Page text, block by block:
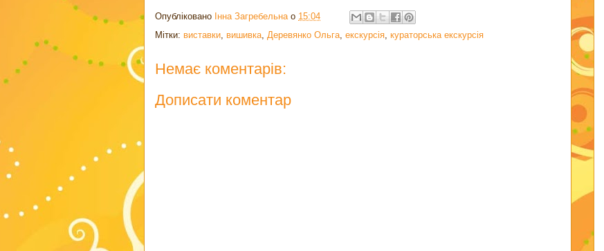
Опубліковано Інна Загребельна о 15:04
Мітки: виставки вишивка Деревянко Ольга екскурсія кураторська екскурсія
Немає коментарів:
Дописати коментар